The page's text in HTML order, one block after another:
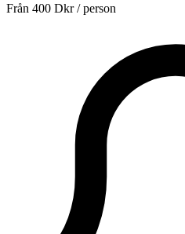
Från 400 Dkr/ person